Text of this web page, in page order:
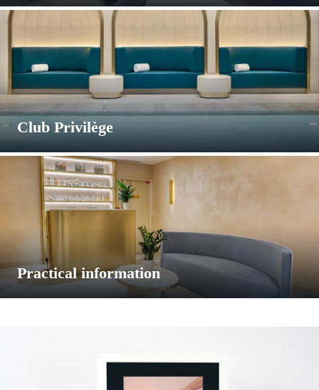
Because well-being goes hand in hand with fitness, a sports
pressure!
Open everyday, 24 hours a day
Club Privilège
Club Privilègeassits you in your quest for wellness. Enjoy
free access to our welless areas and exclusive offers, in
a tailor-made subscription. Our Spa team will be happy to
answer any questions you may have.
Practical information